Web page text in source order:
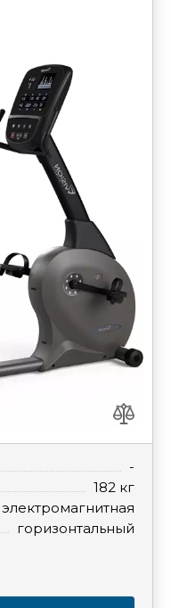
-
182 кг
электромагнитная
горизонтальный